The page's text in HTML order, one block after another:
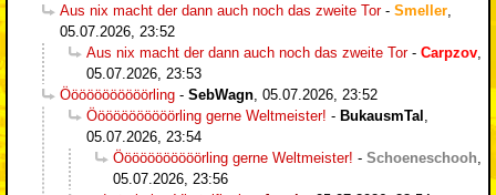
Aus nix macht der dann auch noch das zweite Tor- Smeller
05.07.2026, 23:52
Aus nix macht der dann auch noch das zweite Tor- Carpzov
05.07.2026, 23:53
Ööööööööööörling - SebWagn 05.07.2026, 23:52
Ööööööööööörling gerne Weltmeister! - BukausmTal
05.07.2026, 23:54
Ööööööööööörling gerne Weltmeister! - Schoeneschooh
05.07.2026, 23:56